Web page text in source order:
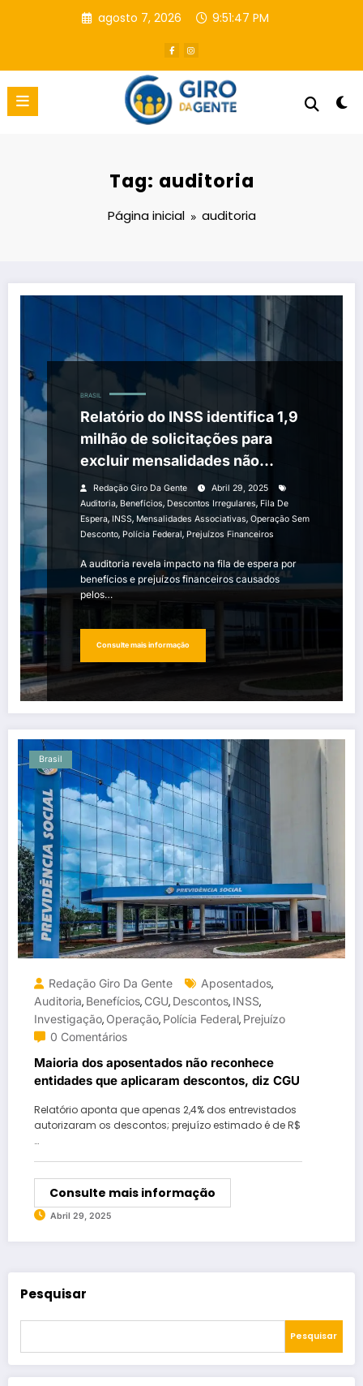
agosto 7, 2026 9:51:48 PM
Tag: auditoria
Página inicial auditoria
BRASIL
Relatório do INSS identifica 1,9
milhão de solicitações para
excluir mensalidades não
autorizadas
Redação Giro Da Gente
Abril 29, 2025
Auditoria, Benefícios, Descontos Irregulares, Fila De
Espera, INSS, Mensalidades Associativas, Operação Sem
Desconto, Polícia Federal, Prejuízos Financeiros
A auditoria revela impacto na fila de espera por
benefícios e prejuízos financeiros causados
pelos…
Consulte mais informação
Brasil
Redação Giro Da Gente Aposentados,
Auditoria, Benefícios, CGU, Descontos, INSS,
Investigação, Operação, Polícia Federal, Prejuízo
0 Comentários
Maioria dos aposentados não reconhece
entidades que aplicaram descontos, diz CGU
Relatório aponta que apenas 2,4% dos entrevistados
autorizaram os descontos; prejuízo estimado é de R$
…
Consulte mais informação
Abril 29, 2025
Pesquisar
Pesquisar